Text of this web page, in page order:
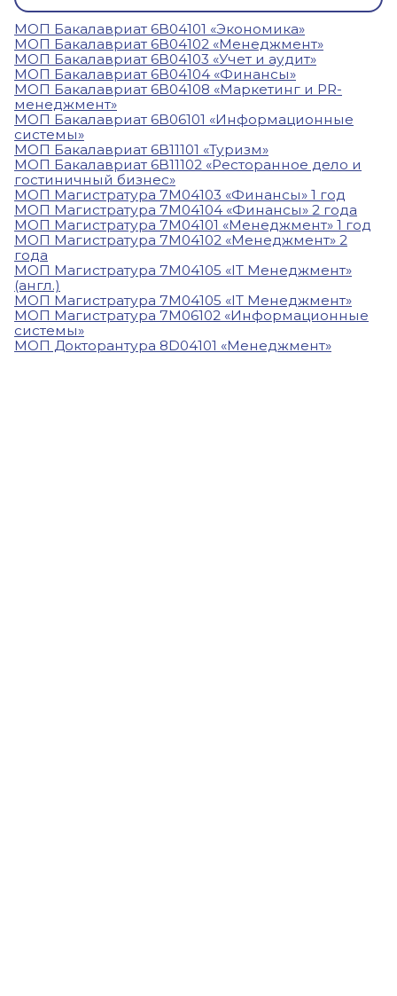
МОП Бакалавриат 6В04101 «Экономика»
МОП Бакалавриат 6В04102 «Менеджмент»
МОП Бакалавриат 6В04103 «Учет и аудит»
МОП Бакалавриат 6В04104 «Финансы»
МОП Бакалавриат 6B04108 «Маркетинг и PR-
менеджмент»
МОП Бакалавриат 6В06101 «Информационные
системы»
МОП Бакалавриат 6В11101 «Туризм»
МОП Бакалавриат 6В11102 «Ресторанное дело и
гостиничный бизнес»
МОП Магистратура 7М04103 «Финансы» 1 год
МОП Магистратура 7М04104 «Финансы» 2 года
МОП Магистратура 7М04101 «Менеджмент» 1 год
МОП Магистратура 7М04102 «Менеджмент» 2
года
МОП Магистратура 7М04105 «IT Менеджмент»
(англ.)
МОП Магистратура 7М04105 «IT Менеджмент»
МОП Магистратура 7М06102 «Информационные
системы»
МОП Докторантура 8D04101 «Менеджмент»